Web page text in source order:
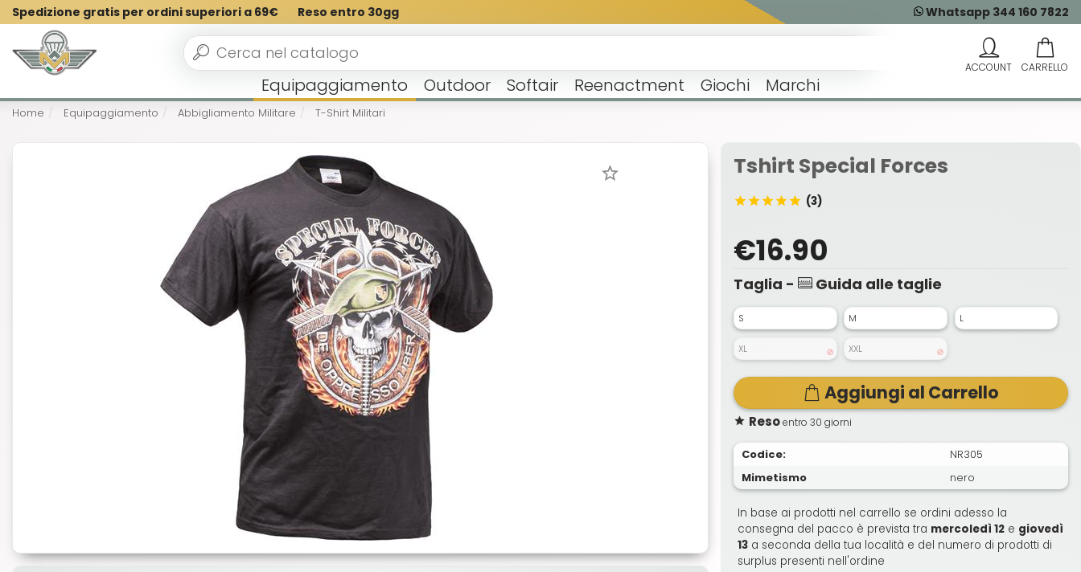
Spedizione gratis per ordini superiori a 69€ Reso entro 30gg Whatsapp 344 160 7822
Equipaggiamento Outdoor Softair Reenactment Giochi Marchi
Home Equipaggiamento Abbigliamento Militare T-Shirt Militari
Tshirt Special Forces
(3)
€16.90
Taglia - Guida alle taglie
S M L
XL XXL
Aggiungi al Carrello
Resoentro 30 giorni
Codice:
NR305
Mimetismo
nero
In base ai prodotti nel carrello se ordini adesso la
consegna del pacco è prevista tra mercoledì 12 e giovedì
13 a seconda della tua località e del numero di prodotti di
surplus presenti nell'ordine